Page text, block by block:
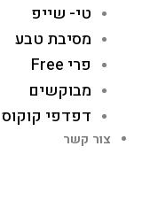
טי- שייפ
מסיבת טבע
פרי Free
מבוקשים
דפדפי קוקוס
צור קשר